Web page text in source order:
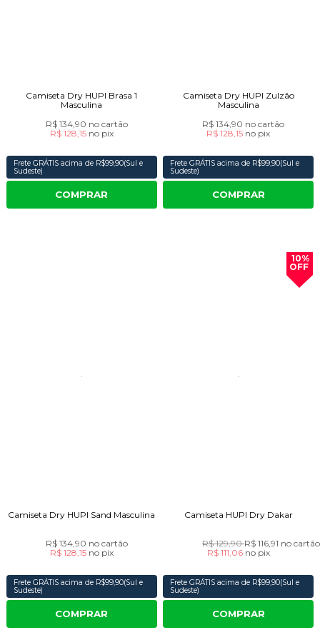
Camiseta Dry HUPI Brasa 1
Masculina
R$ 134,90 no cartão
R$ 128,15 no pix
Frete GRÁTIS acima de R$99,90(Sul e
Sudeste)
COMPRAR
Camiseta Dry HUPI Zulzão
Masculina
R$ 134,90 no cartão
R$ 128,15 no pix
Frete GRÁTIS acima de R$99,90(Sul e
Sudeste)
COMPRAR
Camiseta Dry HUPI Sand Masculina
R$ 134,90 no cartão
R$ 128,15 no pix
Frete GRÁTIS acima de R$99,90(Sul e
Sudeste)
COMPRAR
10%
OFF
Camiseta HUPI Dry Dakar
R$ 129,90R$ 116,91 no cartão
R$ 111,06 no pix
Frete GRÁTIS acima de R$99,90(Sul e
Sudeste)
COMPRAR